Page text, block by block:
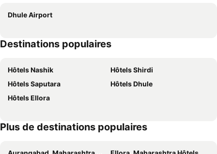
Dhule Airport
Destinations populaires
Hôtels Nashik
Hôtels Shirdi
Hôtels Saputara
Hôtels Dhule
Hôtels Ellora
Plus de destinations populaires